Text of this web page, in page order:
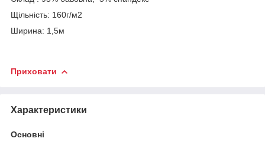
Щільність: 160г/м2
Ширина: 1,5м
Приховати
Характеристики
Основні